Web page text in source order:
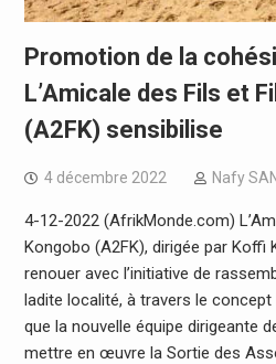
Promotion de la
L’Amicale des Fils et
(A2FK) sensibilise
4 décembre 2022 Nafy
4-12-2022 (AfrikMonde.com)
Kongobo (A2FK), dirigée par Koffi
renouer avec l’initiative de
ladite localité, à travers le concept
que la nouvelle équipe dirigeante
mettre en œuvre la Sortie des